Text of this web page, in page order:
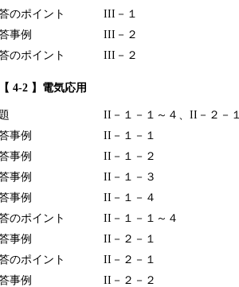
のポイント
III－１
事例
III－２
のポイント
III－２
4-2 】電気応用
II－１－１～４、II－２－
事例
II－１－１
事例
II－１－２
事例
II－１－３
事例
II－１－４
のポイント
II－１－１～４
事例
II－２－１
のポイント
II－２－１
事例
II－２－２